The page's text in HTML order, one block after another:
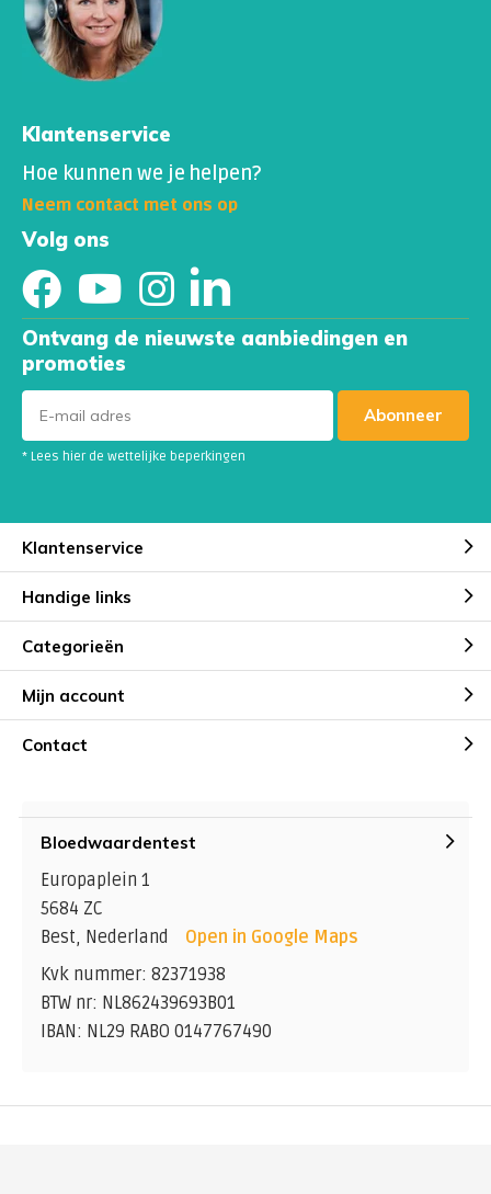
Klantenservice
Hoe kunnen we je helpen?
Neem contact met ons op
Volg ons
Ontvang de nieuwste aanbiedingen en
promoties
Abonneer
* Lees hier de wettelijke beperkingen
Klantenservice
Handige links
Categorieën
Mijn account
Contact
Bloedwaardentest
Europaplein 1
5684 ZC
Best, Nederland
Open in Google Maps
Kvk nummer: 82371938
BTW nr: NL862439693B01
IBAN: NL29 RABO 0147767490